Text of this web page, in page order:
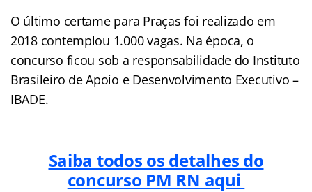
O último certame para Praças foi realizado em
2018 contemplou 1.000 vagas. Na época, o
concurso ficou sob a responsabilidade do Instituto
Brasileiro de Apoio e Desenvolvimento Executivo –
IBADE.
Saiba todos os detalhes do
concurso PM RN aqui